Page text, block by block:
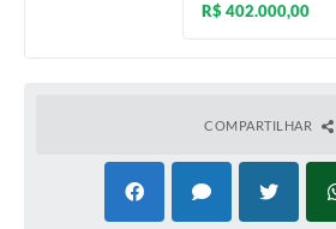
R$ 402.000,00
COMPARTILHAR